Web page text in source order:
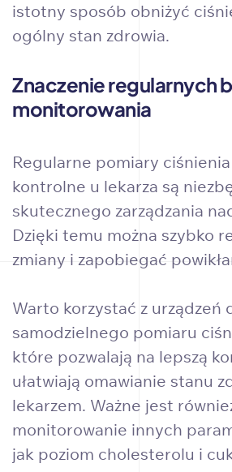
istotny sposób obniżyć
ogólny stan zdrowia.
Znaczenie regularnych
monitorowania
Regularne pomiary
kontrolne u lekarza są
skutecznego zarządzania
Dzięki temu można szybko
zmiany i zapobiegać
Warto korzystać z urządzeń
samodzielnego pomiaru
które pozwalają na lepszą
ułatwiają omawianie stanu
lekarzem. Ważne jest
monitorowanie innych
jak poziom cholesterolu i